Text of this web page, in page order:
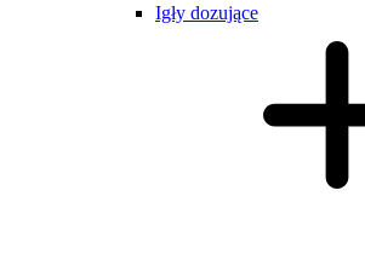
Igły dozujące